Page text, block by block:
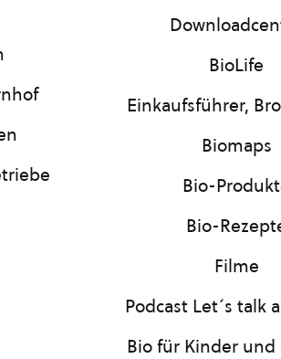
BioLife
Einkaufsführer,
Biomaps
Bio-
Bio-
Filme
Podcast Let´s talk
Bio für Kinder und